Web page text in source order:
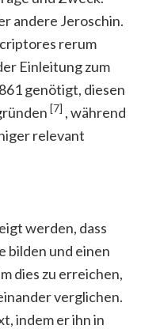
andere Jeroschin.
rerum
Einleitung zum
genötigt, diesen
[7] , während
relevant
werden, dass
bilden und einen
dies zu erreichen,
verglichen.
indem er ihn in